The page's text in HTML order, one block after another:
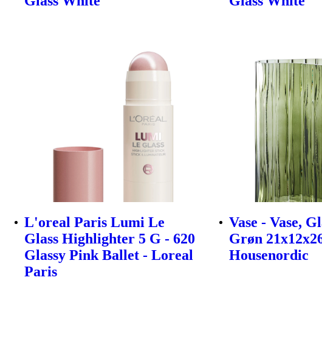
L'oreal Paris Lumi Le
Glass Highlighter 5 G - 620
Glassy Pink Ballet - Loreal
Paris
Vase - Vase,
Grøn
Housenordic